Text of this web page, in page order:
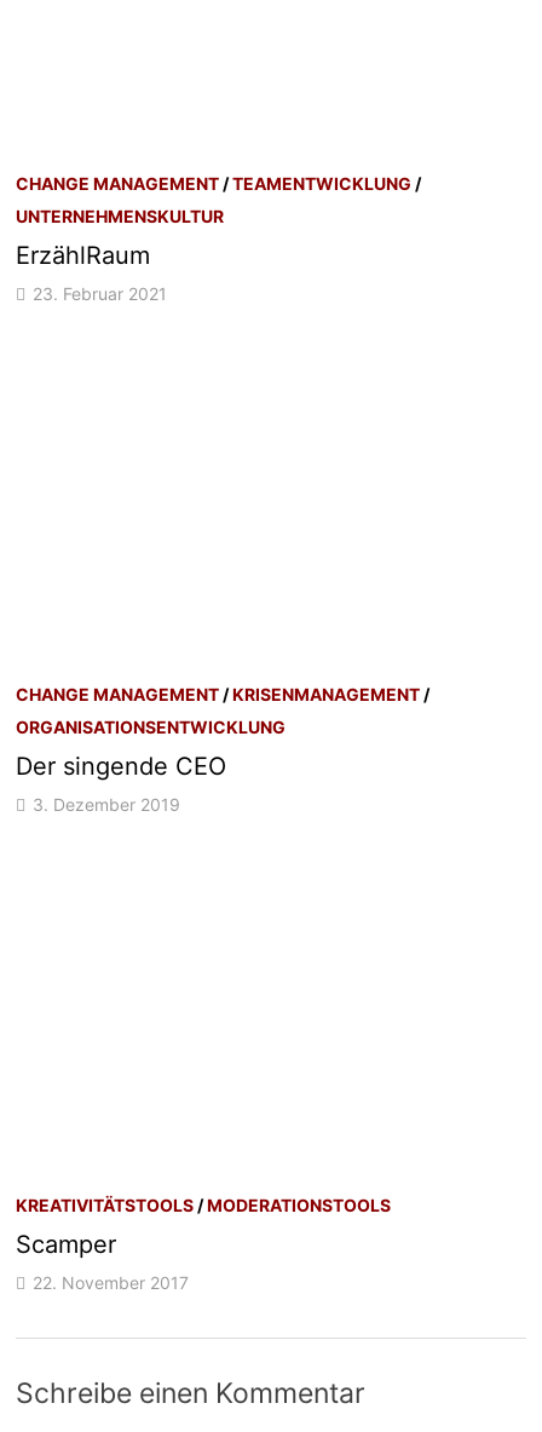
CHANGE MANAGEMENT /TEAMENTWICKLUNG /
UNTERNEHMENSKULTUR
ErzählRaum
23. Februar 2021
CHANGE MANAGEMENT /KRISENMANAGEMENT /
ORGANISATIONSENTWICKLUNG
Der singende CEO
3. Dezember 2019
KREATIVITÄTSTOOLS /MODERATIONSTOOLS
Scamper
22. November 2017
Schreibe einen Kommentar